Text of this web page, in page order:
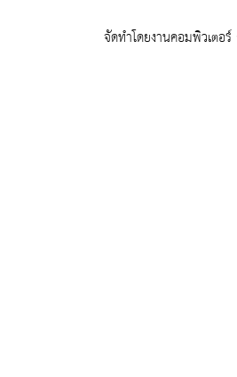
จัดทำโดยงานคอมพิวเตอ